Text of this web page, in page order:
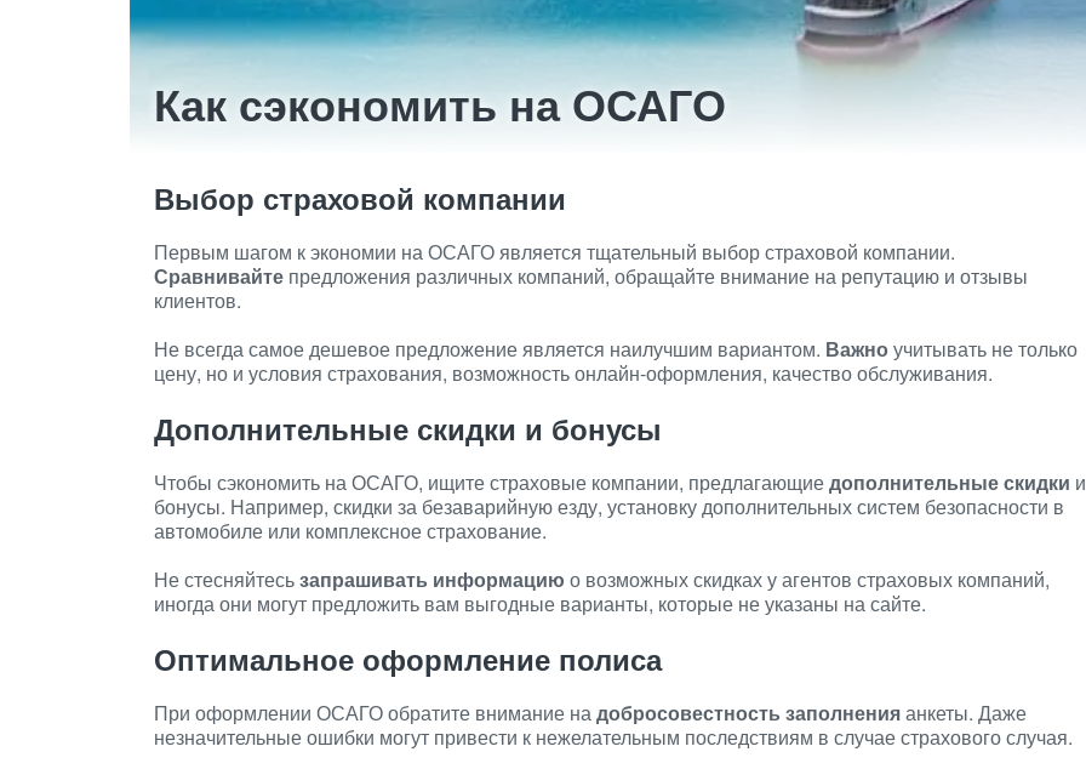
Как сэкономить на ОСАГО
Выбор страховой компании
Первым шагом к экономии на ОСАГО является тщательный выбор страховой компании.
Сравнивайте предложения различных компаний, обращайте внимание на репутацию и отзывы
клиентов.
Не всегда самое дешевое предложение является наилучшим вариантом. Важно учитывать не только
цену, но и условия страхования, возможность онлайн-оформления, качество обслуживания.
Дополнительные скидки и бонусы
Чтобы сэкономить на ОСАГО, ищите страховые компании, предлагающиедополнительные скидки и
бонусы. Например, скидки за безаварийную езду, установку дополнительных систем безопасности в
автомобиле или комплексное страхование.
Не стесняйтесьзапрашивать информацию о возможных скидках у агентов страховых компаний,
иногда они могут предложить вам выгодные варианты, которые не указаны на сайте.
Оптимальное оформление полиса
При оформлении ОСАГО обратите внимание надобросовестность заполненияанкеты. Даже
незначительные ошибки могут привести к нежелательным последствиям в случае страхового случая.